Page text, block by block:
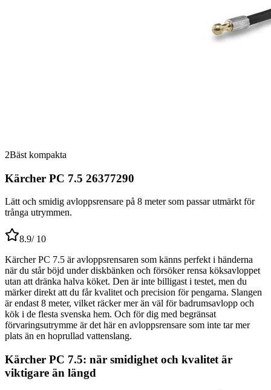
2Bäst kompakta
Kärcher PC 7.5 26377290
Lätt och smidig avloppsrensare på 8 meter som passar utmärkt för
trånga utrymmen.
8.9/ 10
Kärcher PC 7.5 är avloppsrensaren som känns perfekt i händerna
när du står böjd under diskbänken och försöker rensa köksavloppet
utan att dränka halva köket. Den är inte billigast i testet, men du
märker direkt att du får kvalitet och precision för pengarna. Slangen
är endast 8 meter, vilket räcker mer än väl för badrumsavlopp och
kök i de flesta svenska hem. Och för dig med begränsat
förvaringsutrymme är det här en avloppsrensare som inte tar mer
plats än en hoprullad vattenslang.
Kärcher PC 7.5: när smidighet och kvalitet är
viktigare än längd